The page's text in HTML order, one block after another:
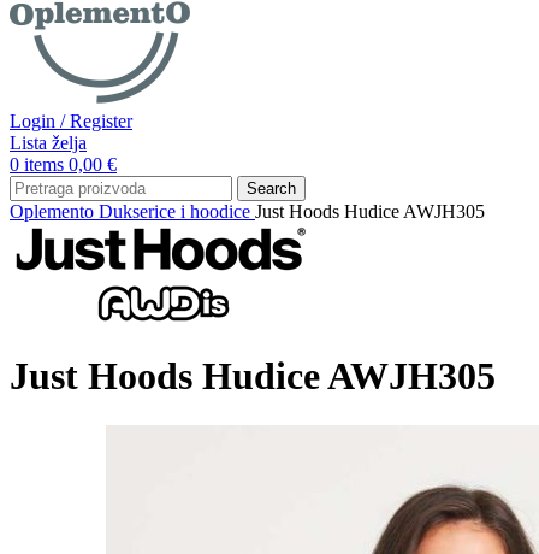
Login / Register
Lista želja
0 items 0,00 €
Search
Oplemento Dukserice i hoodice Just Hoods Hudice AWJH305
Just Hoods Hudice AWJH305